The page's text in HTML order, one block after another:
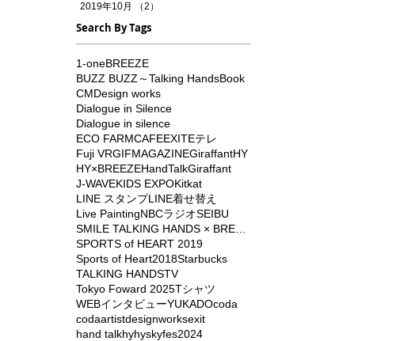
2019年10月
（2）
Search By Tags
1-oneBREEZE
BUZZ BUZZ～Talking HandsBook
CMDesign works
Dialogue in Silence
Dialogue in silence
ECO FARMCAFEEXITEテレ
Fuji VRGIFMAGAZINEGiraffantHY
HY×BREEZEHandTalkGiraffant
J-WAVEKIDS EXPOKitkat
LINE スタンプLINE着せ替え
Live PaintingNBCラジオSEIBU
SPORTS of HEART 2019
Sports of Heart2018Starbucks
TALKING HANDSTV
Tokyo Foward 2025Tシャツ
WEBインタビューYUKADOcoda
codaartistdesignworksexit
hand talkhyhyskyfes2024